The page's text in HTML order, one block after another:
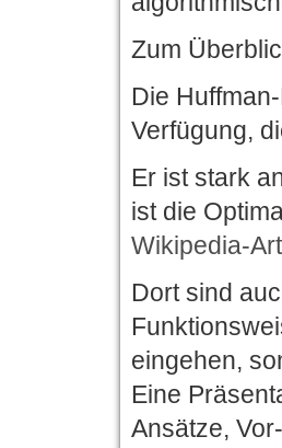
Zum
Die
Verfügung,
Er ist stark
ist die
Wikipedia-
Dort sind
eingehen,
Eine
Ansätze,